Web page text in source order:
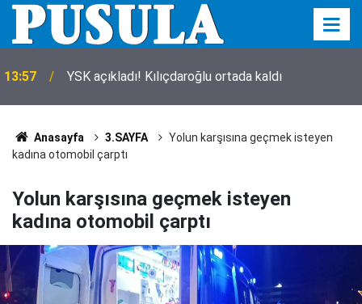
13:57 YSK açıkladı! Kılıçdaroğlu ortada kaldı
Anasayfa 3.SAYFA
Yolun karşısına geçmek isteyen
kadına otomobil çarptı
Yolun karşısına geçmek isteyen
kadına otomobil çarptı